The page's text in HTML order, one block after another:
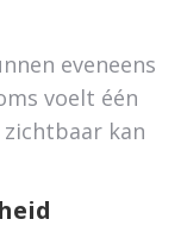
eveneens
voelt één
kan